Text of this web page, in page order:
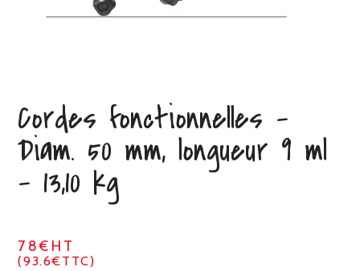
Cordes fonctionnelles –
Diam. 50 mm, longueur 9 ml
– 13,10 kg
78€HT
(93.6€TTC)